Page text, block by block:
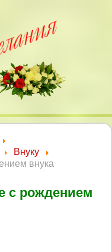
Внуку
внука
с рождением